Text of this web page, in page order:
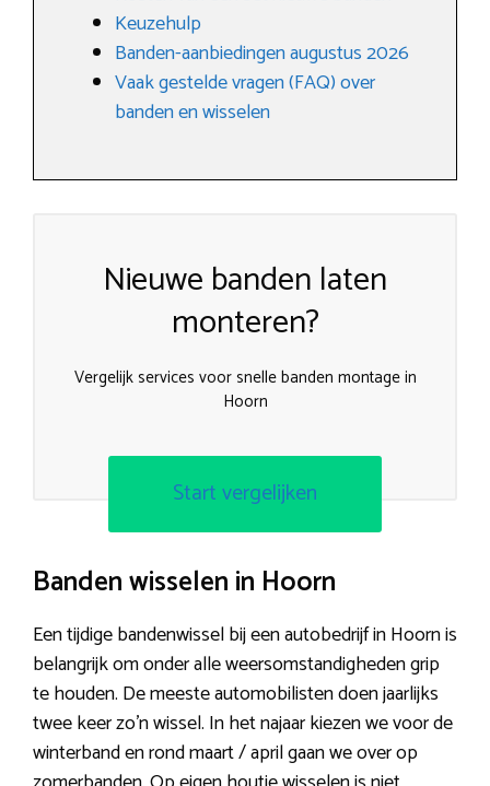
Keuzehulp
Banden-aanbiedingen augustus 2026
Vaak gestelde vragen (FAQ) over
banden en wisselen
Nieuwe banden laten
monteren?
Vergelijk services voor snelle banden montage in
Hoorn
Start vergelijken
Banden wisselen in Hoorn
Een tijdige bandenwissel bij een autobedrijf in Hoorn is
belangrijk om onder alle weersomstandigheden grip
te houden. De meeste automobilisten doen jaarlijks
twee keer zo’n wissel. In het najaar kiezen we voor de
winterband en rond maart / april gaan we over op